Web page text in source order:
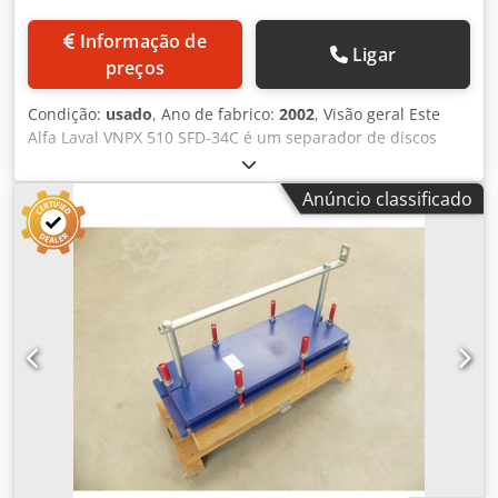
preços
Ligar
Condição: usado, Ano de fabrico: 2002, Visão geral Este
Alfa Laval VNPX 510 SFD-34C é um separador de discos
auto-limpante, fabricado pela Alfa Laval (Tumba, Suécia)
em 2002. A série VNPX é uma plataforma comprovada para
tanques de separação de sólidos na indústria de alimentos
e bebidas; esta unidade foi utilizada, mais recentemente,
numa cervejaria. O separador encontra-se atualmente
desmontado: a estrutura, o conjunto do tambor, o motor
de acionamento e as válvulas são armazenados como
componentes individuais, o que simplifica a inspeção das
principais peças e facilita o transporte. O fornecimento
inclui o motor de acionamento de 22 kW da ABB, um
coletor de lamas em aço inoxidável com capacidade de
aproximadamente 150 litros, bem como o sistema de
controlo SIMATIC C7-633 da Siemens, com painel tátil e
quadro de distribuição separados. Dados técnicos -
Fabricante: Alfa Laval (Tumba, Suécia) - Modelo: VNPX 510
Anúncio classificado